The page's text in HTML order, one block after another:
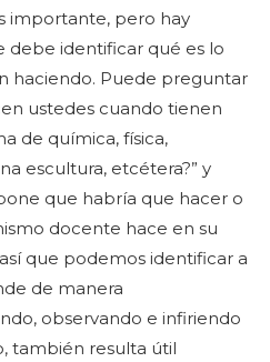
importante, pero hay
debe identificar qué es lo
haciendo. Puede preguntar
ustedes cuando tienen
de química, física,
escultura, etcétera?” y
que habría que hacer o
docente hace en su
que podemos identificar a
de manera
observando e infiriendo
también resulta útil